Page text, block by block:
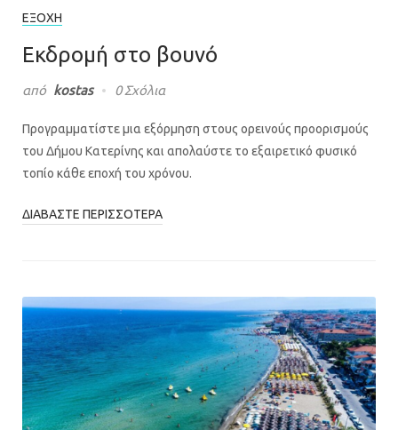
ΕΞΟΧΉ
Εκδρομή στο βουνό
από kostas 0 Σχόλια
Προγραμματίστε μια εξόρμηση στους ορεινούς προορισμούς
του Δήμου Κατερίνης και απολαύστε το εξαιρετικό φυσικό
τοπίο κάθε εποχή του χρόνου.
ΔΙΑΒΆΣΤΕ ΠΕΡΙΣΣΌΤΕΡΑ